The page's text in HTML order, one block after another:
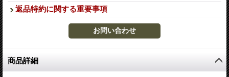
返品特約に関する重要事項
商品詳細